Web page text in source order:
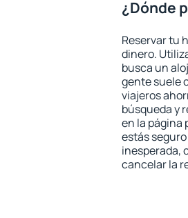
¿Dónde
Reservar tu
dinero.
busca un
gente suele
viajeros
búsqueda y
en la página
estás
inesperada,
cancelar la